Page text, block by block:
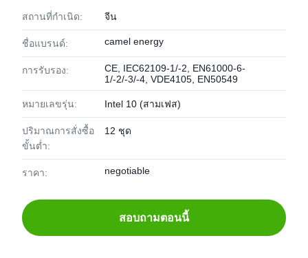
สถานที่กำเนิด: จีน
ชื่อแบรนด์: camel energy
การรับรอง:
CE, IEC62109-1/-2, EN61000-6-
1/-2/-3/-4, VDE4105, EN50549
หมายเลขรุ่น: Intel 10 (สามเฟส)
ปริมาณการสั่งซื้อ
ขั้นต่ำ:
12 ชุด
ราคา: negotiable
สอบถามตอนนี้